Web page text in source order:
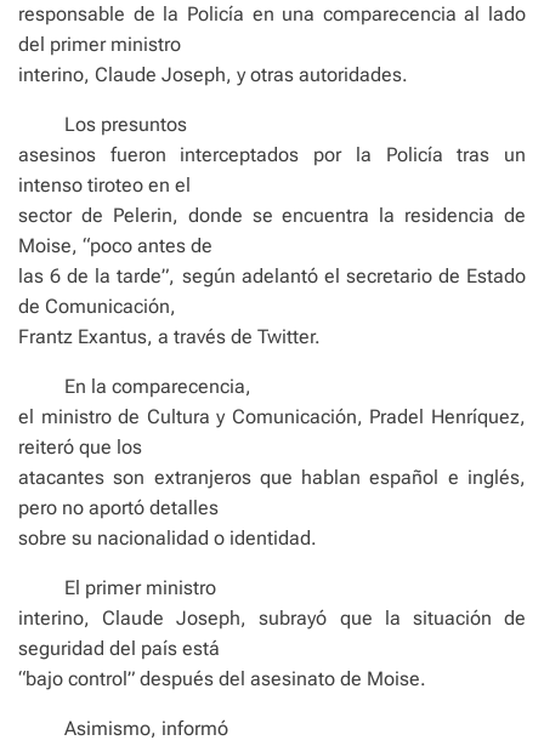
responsable de la Policía en una comparecencia al lado
del primer ministro
interino, Claude Joseph, y otras autoridades.
Los presuntos
asesinos fueron interceptados por la Policía tras un
intenso tiroteo en el
sector de Pelerin, donde se encuentra la residencia de
Moise, “poco antes de
las 6 de la tarde”, según adelantó el secretario de Estado
de Comunicación,
Frantz Exantus, a través de Twitter.
En la comparecencia,
el ministro de Cultura y Comunicación, Pradel Henríquez,
reiteró que los
atacantes son extranjeros que hablan español e inglés,
pero no aportó detalles
sobre su nacionalidad o identidad.
El primer ministro
interino, Claude Joseph, subrayó que la situación de
seguridad del país está
“bajo control” después del asesinato de Moise.
Asimismo, informó